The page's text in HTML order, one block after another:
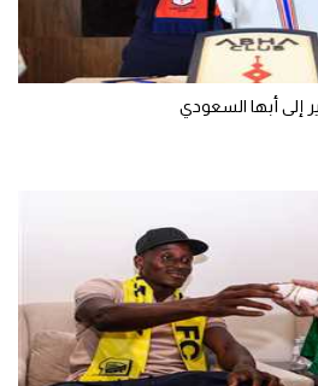
إلى أبها السعودي